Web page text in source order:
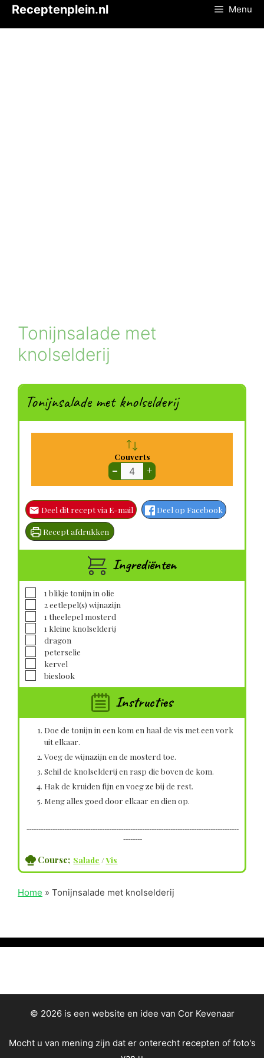
Receptenplein.nl Menu
Tonijnsalade met
knolselderij
Tonijnsalade met knolselderij
Couverts
– +
Deel dit recept via E-mail Deel op Facebook
Recept afdrukken
Ingrediënten
▢1 blikje tonijn in olie
▢
2 eetlepel(s) wijnazijn
▢1 theelepel mosterd
▢1 kleine knolselderij
▢
dragon
▢
peterselie
▢
kervel
▢
bieslook
Instructies
Doe de tonijn in een kom en haal de vis met een vork
uit elkaar.
Voeg de wijnazijn en de mosterd toe.
Schil de knolselderij en rasp die boven de kom.
Hak de kruiden fijn en voeg ze bij de rest.
Meng alles goed door elkaar en dien op.
------------------------------------------------------------------------------------------
--------
Course; Salade /Vis
Home » Tonijnsalade met knolselderij
© 2026 is een website en idee van Cor Kevenaar
Mocht u van mening zijn dat er onterecht recepten of foto's